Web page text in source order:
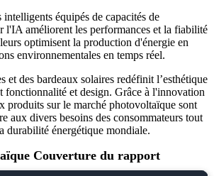
équipés de capacités de
l'IA améliorent les performances et la fiabilité
optimisent la production d'énergie en
environnementales en temps réel.
et des bardeaux solaires redéfinit l’esthétique
fonctionnalité et design. Grâce à l'innovation
produits sur le marché photovoltaïque sont
aux divers besoins des consommateurs tout
durabilité énergétique mondiale.
Couverture du rapport